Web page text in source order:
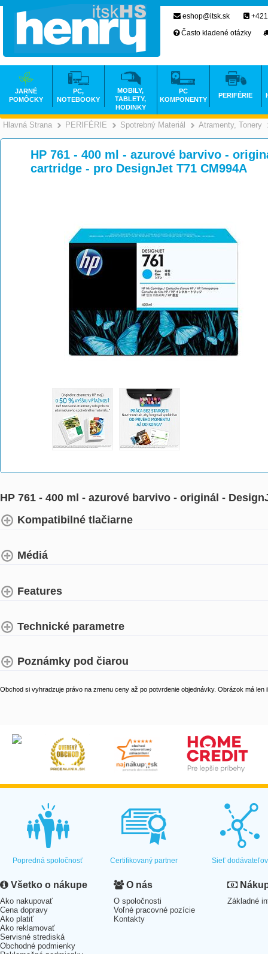
Hlavná Strana >
PERIFÉRIE >
Spotrebný Materiál >
Atramenty, Tonery
HP 761 - 400 ml - azurové barvivo -
cartridge - pro DesignJet T71 CM994A
HP 761 - 400 ml - azurové barvivo - originál -
Kompatibilné tlačiarne
Médiá
Features
Technické parametre
Poznámky pod čiarou
Obchod si vyhradzuje právo na zmenu ceny až po potvrdenie objednávky. Obrázok má len
eshop@itsk.sk
Často kladené otázky
JARNÉ
POMÔCKY
PC,
NOTEBOOKY
MOBILY,
TABLETY,
HODINKY
PC
KOMPONENTY
PERIFÉRIE
Popredná spoločnosť Certifikovaný partner Sieť dodávateľov
Všetko o nákupe
Ako nakupovať
Cena dopravy
Ako platiť
Ako reklamovať
Servisné strediská
Obchodné podmienky
O nás
O spoločnosti
Voľné pracovné pozície
Kontakty
Základné